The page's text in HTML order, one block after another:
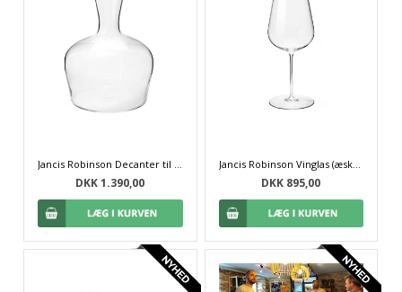
DKK 1.390,00
Jancis Robinson Vinglas (æske med 2 stk.)
DKK 895,00